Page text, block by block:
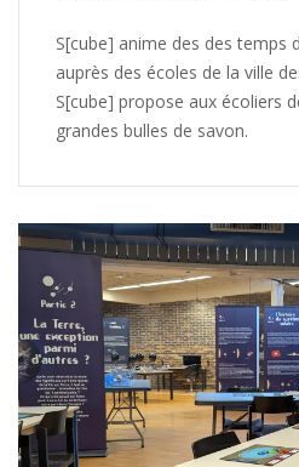
S[cube] anime des des temps
auprès des écoles de la ville
S[cube] propose aux écoliers
grandes bulles de savon.